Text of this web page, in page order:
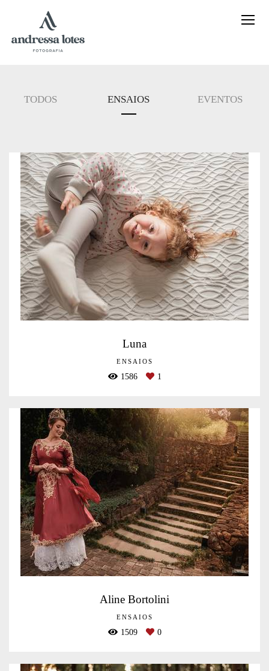
TODOS ENSAIOS EVENTOS
Luna
ENSAIOS
1586 1
Aline Bortolini
ENSAIOS
1509 0